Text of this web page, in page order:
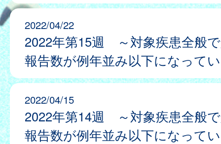
2022/04/22
2022年第15週 ～対象疾患全般
報告数が例年並み以下になって
2022/04/15
2022年第14週 ～対象疾患全般
報告数が例年並み以下になって